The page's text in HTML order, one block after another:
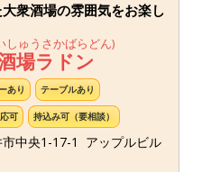
衆酒場の雰囲気をお楽し
ゅうさかばらどん)
場ラドン
あり テーブルあり
可 持込み可（要相談）
中央1-17-1 アップルビル